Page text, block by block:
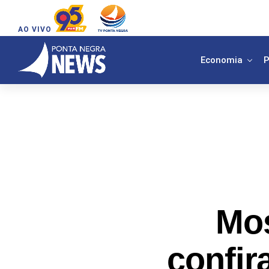
AO VIVO
Economia